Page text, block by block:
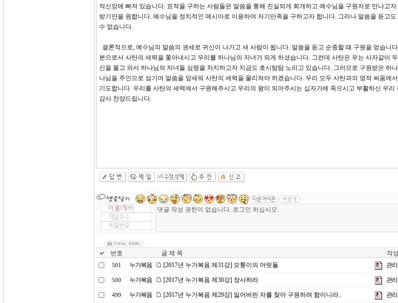
적신앙에 빠져 있습니다. 표적을 구하는 사람들은 말씀을 통해 진실되게 회개하고 예수님을 구원자로 만나고
받기만을 원합니다. 예수님을 정치적인 메시아로 이용하여 자기만족을 구하고자 합니다. 그러나 말씀을 듣고
수 없습니다.
결론적으로, 예수님의 말씀의 권세로 귀신이 나가고 새 사람이 됩니다. 말씀을 듣고 순종할 때 구원을 얻습니
분으로서 사탄의 세력을 쫓아내시고 우리를 하나님의 자녀가 되게 하셨습니다. 그런데 사탄은 우는 사자같이
신을 몰고 와서 하나님의 자녀들 심령을 차지하고자 지금도 호시탐탐 노리고 있습니다. 그러므로 구원받은 하
나님을 주인으로 섬기며 말씀을 앞세워 사탄의 세력을 물리쳐야 하겠습니다. 우리 모두 사탄과의 영적 싸움에
기도합니다. 우리를 사탄의 세력에서 구원해주시고 우리의 왕이 되어주시는 십자가에 죽으시고 부활하신 우리
감사 찬양드립니다.
번호 글 제 목 작
501 누가복음 [2017년 누가복음 제31강] 모퉁이의 머릿돌 관
500 누가복음 [2017년 누가복음 제30강] 장사하라 관
499 누가복음 [2017년 누가복음 제29강] 잃어버린 자를 찾아 구원하려 함이니라.. 관